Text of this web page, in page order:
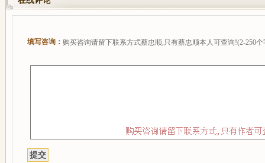
填写咨询： 购买咨询请留下联系方式蔡忠顺,只有蔡忠顺本人可查询!(2-250个